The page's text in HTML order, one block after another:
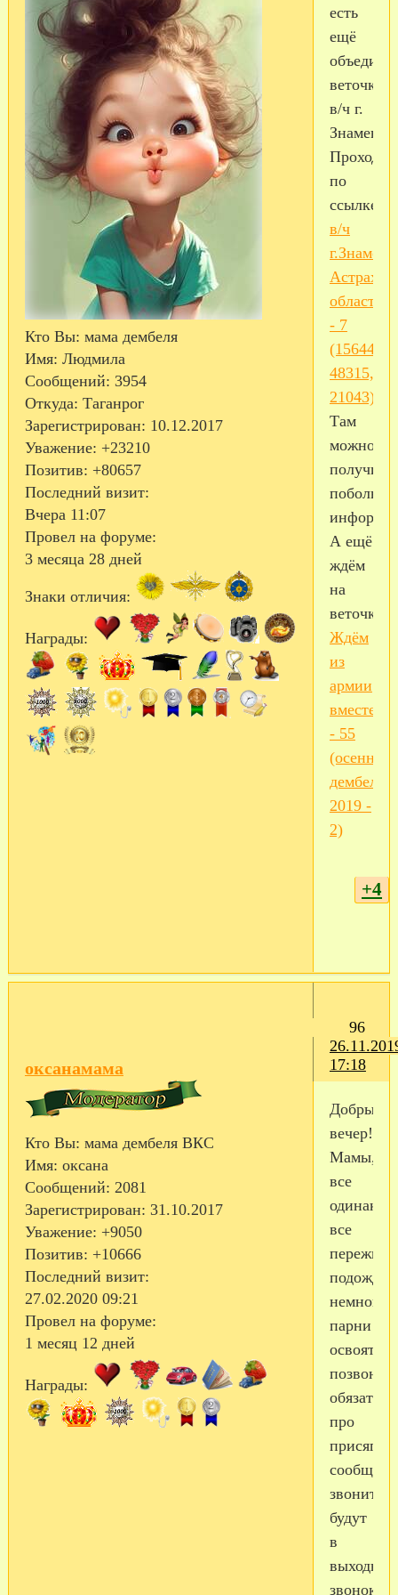
Кто Вы: мама дембеля
Имя: Людмила
Сообщений: 3954
Откуда: Таганрог
Зарегистрирован: 10.12.2017
Уважение: +23210
Позитив: +80657
Последний визит:
Вчера 11:07
Провел на форуме:
3 месяца 28 дней
Знаки отличия:
Награды:
есть
ещё
веточка
в/ч г.
по
ссылке
в/ч
область
- 7
(15644,
48315,
21043)
Там
можно
получить
побольше
А ещё
ждём
на
веточке
Ждём
из
армии
вместе
- 55
(осенний
дембель
2019 -
2)
+4
96
17:18
оксанамама
Кто Вы: мама дембеля ВКС
Имя: оксана
Сообщений: 2081
Зарегистрирован: 31.10.2017
Уважение: +9050
Позитив: +10666
Последний визит:
27.02.2020 09:21
Провел на форуме:
1 месяц 12 дней
Награды:
Добрый
вечер!)
Мамы,
все
все
немного,
парни
освоятся,
позвонят
про
присягу
сообщат,
звонить
будут
в
звонок